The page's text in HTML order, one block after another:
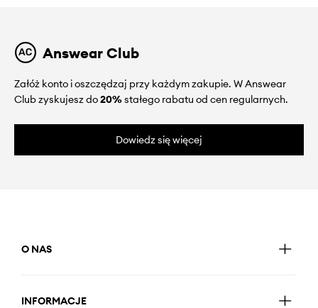
Answear Club
Załóż konto i oszczędzaj przy każdym zakupie. W Answear
Club zyskujesz do20%stałego rabatu od cen regularnych.
Dowiedz się więcej
O NAS
INFORMACJE